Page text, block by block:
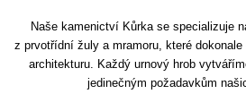
Naše kamenictví Kůrka se specializuje
z prvotřídní žuly a mramoru, které
architekturu. Každý urnový hrob
jedinečným požadavkům